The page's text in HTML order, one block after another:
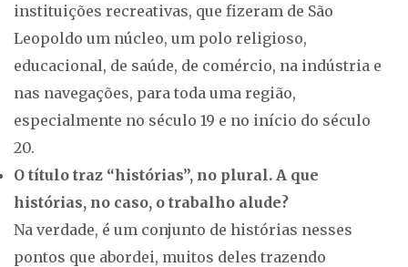
instituições recreativas, que fizeram de São
Leopoldo um núcleo, um polo religioso,
educacional, de saúde, de comércio, na indústria e
nas navegações, para toda uma região,
especialmente no século 19 e no início do século
20.
O título traz “histórias”, no plural. A que
histórias, no caso, o trabalho alude?
Na verdade, é um conjunto de histórias nesses
pontos que abordei, muitos deles trazendo